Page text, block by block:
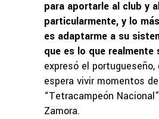
para aportarle al club y
particularmente, y lo
es adaptarme a su
que es lo que realmente
expresó el portugueseño,
espera vivir momentos
“Tetracampeón
Zamora.